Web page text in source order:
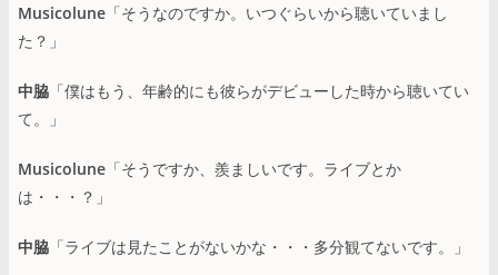
Musicolune 「そうなのですか。いつぐらいから聴いていまし
た？」
中脇 「僕はもう、年齢的にも彼らがデビューした時から聴いてい
て。」
Musicolune 「そうですか、羨ましいです。ライブとか
は・・・？」
中脇 「ライブは見たことがないかな・・・多分観てないです。」